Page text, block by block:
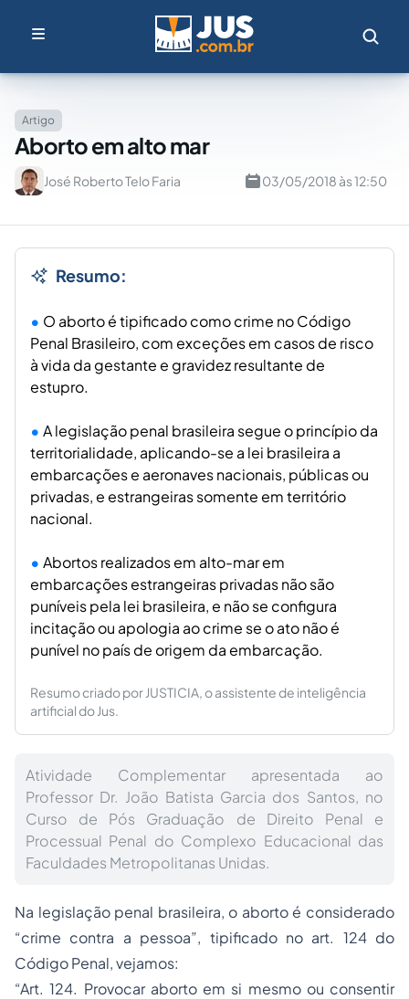
Artigo
Aborto em alto mar
José Roberto Telo Faria 03/05/2018 às 12:50
Resumo:
O aborto é tipificado como crime no Código
Penal Brasileiro, com exceções em casos de risco
à vida da gestante e gravidez resultante de
estupro.
A legislação penal brasileira segue o princípio da
territorialidade, aplicando-se a lei brasileira a
embarcações e aeronaves nacionais, públicas ou
privadas, e estrangeiras somente em território
nacional.
Abortos realizados em alto-mar em
embarcações estrangeiras privadas não são
puníveis pela lei brasileira, e não se configura
incitação ou apologia ao crime se o ato não é
punível no país de origem da embarcação.
Resumo criado por JUSTICIA, o assistente de inteligência
artificial do Jus.
Atividade Complementar apresentada ao
Professor Dr. João Batista Garcia dos Santos, no
Curso de Pós Graduação de Direito Penal e
Processual Penal do Complexo Educacional das
Faculdades Metropolitanas Unidas.
Na legislação penal brasileira, o aborto é considerado
“crime contra a pessoa”, tipificado no art. 124 do
Código Penal, vejamos:
“Art. 124. Provocar aborto em si mesmo ou consentir